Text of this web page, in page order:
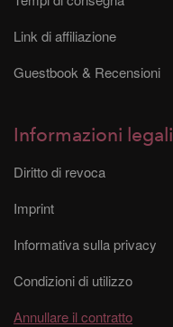
Link di affiliazione
Guestbook & Recensioni
Informazioni legali
Diritto di revoca
Imprint
Informativa sulla privacy
Condizioni di utilizzo
Annullare il contratto